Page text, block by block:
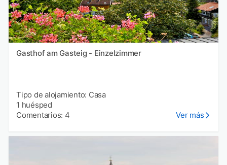
Gasthof am Gasteig - Einzelzimmer
Tipo de alojamiento: Casa
1 huésped
Comentarios: 4
Ver más